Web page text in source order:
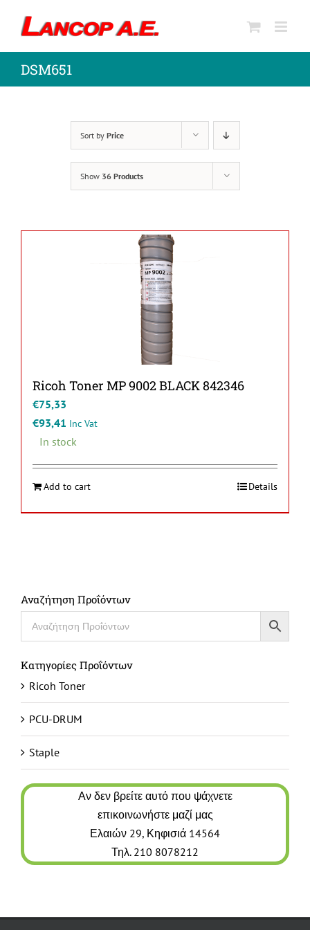
DSM651
Sort by Price
Show 36 Products
Ricoh Toner MP 9002 BLACK 842346
€75,33
€93,41 Inc Vat
In stock
Add to cart Details
Αναζήτηση Προΐόντων
Κατηγορίες Προΐόντων
Ricoh Toner
PCU-DRUM
Staple
Αν δεν βρείτε αυτό που ψάχνετε
επικοινωνήστε μαζί μας
Ελαιών 29, Κηφισιά 14564
Τηλ. 210 8078212